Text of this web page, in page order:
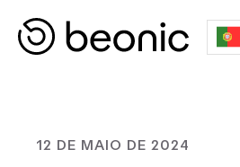
12 DE MAIO DE 2024